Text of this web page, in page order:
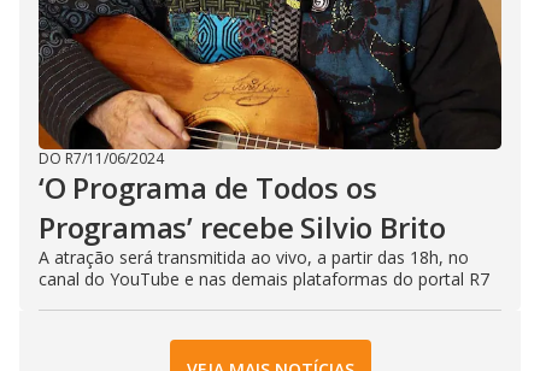
DO R7/11/06/2024
‘O Programa de Todos os
Programas’ recebe Silvio Brito
A atração será transmitida ao vivo, a partir das 18h, no
canal do YouTube e nas demais plataformas do portal R7